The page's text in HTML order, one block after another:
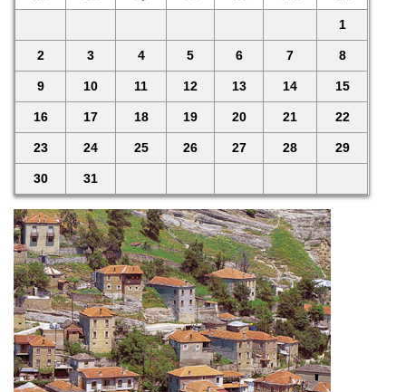
1
2 3 4 5 6 7 8
9 10 11 12 13 14 15
16 17 18 19 20 21 22
23 24 25 26 27 28 29
30 31